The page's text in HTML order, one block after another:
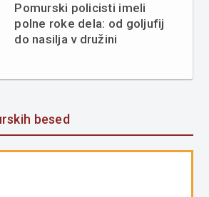
Pomurski policisti imeli
polne roke dela: od goljufij
do nasilja v družini
besed